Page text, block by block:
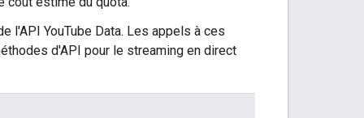
l'API YouTube Data. Les appels à ces
d'API pour le streaming en direct